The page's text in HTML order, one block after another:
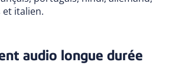
et italien.
audio longue durée